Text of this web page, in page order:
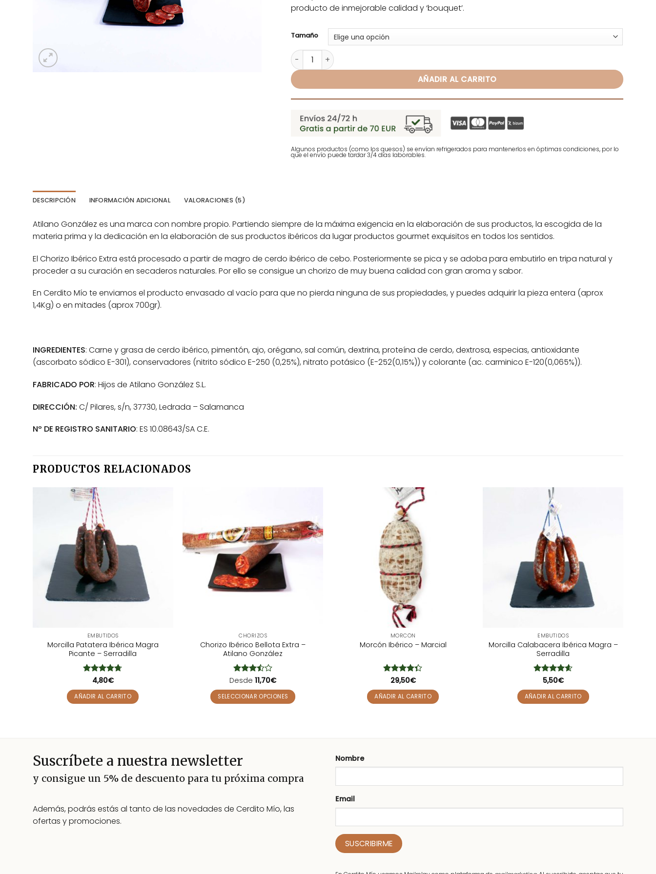
producto de inmejorable calidad y ‘bouquet’.
Tamaño
Chorizo Ibérico Primera - Atilano González cantidad
AÑADIR AL CARRITO
Alternative:
Algunos productos (como los quesos) se envían refrigerados para mantenerlos en óptimas condiciones, por lo
que el envío puede tardar 3/4 días laborables.
DESCRIPCIÓN INFORMACIÓN ADICIONAL VALORACIONES (5)
Atilano González es una marca con nombre propio. Partiendo siempre de la máxima exigencia en la elaboración de sus productos, la escogida de la
materia prima y la dedicación en la elaboración de sus productos ibéricos da lugar productos gourmet exquisitos en todos los sentidos.
El Chorizo Ibérico Extra está procesado a partir de magro de cerdo ibérico de cebo. Posteriormente se pica y se adoba para embutirlo en tripa natural y
proceder a su curación en secaderos naturales. Por ello se consigue un chorizo de muy buena calidad con gran aroma y sabor.
En Cerdito Mío te enviamos el producto envasado al vacío para que no pierda ninguna de sus propiedades, y puedes adquirir la pieza entera (aprox
1,4Kg) o en mitades (aprox 700gr).
INGREDIENTES: Carne y grasa de cerdo ibérico, pimentón, ajo, orégano, sal común, dextrina, proteína de cerdo, dextrosa, especias, antioxidante
(ascorbato sódico E-301), conservadores (nitrito sódico E-250 (0,25%), nitrato potásico (E-252(0,15%)) y colorante (ac. carminico E-120(0,065%)).
FABRICADO POR: Hijos de Atilano González S.L.
DIRECCIÓN: C/ Pilares, s/n, 37730, Ledrada – Salamanca
Nº DE REGISTRO SANITARIO: ES 10.08643/SA C.E.
PRODUCTOS RELACIONADOS
EMBUTIDOS
Morcilla Patatera Ibérica Magra
Picante – Serradilla
Valorado
de 5
4,80€
AÑADIR AL CARRITO
CHORIZOS
Chorizo Ibérico Bellota Extra –
Atilano González
Valorado
de 5
Desde11,70€
SELECCIONAR OPCIONES
opciones
elegir
MORCÓN
Morcón Ibérico – Marcial
Valorado
de 5
29,50€
AÑADIR AL CARRITO
EMBUTIDOS
Morcilla Calabacera Ibérica Magra –
Serradilla
Valorado
5
5,50€
AÑADIR AL CARRITO
Suscríbete a nuestra newsletter
y consigue un 5% de descuento para tu próxima compra
Además, podrás estás al tanto de las novedades de Cerdito Mío, las
ofertas y promociones.
Nombre
Email